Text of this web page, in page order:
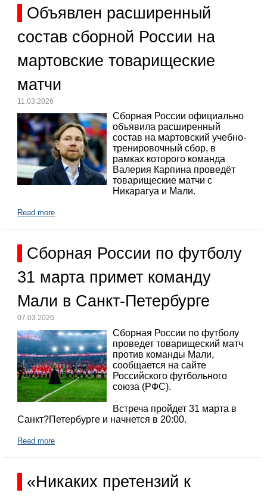
Объявлен расширенный
состав сборной России на
мартовские товарищеские
матчи
11.03.2026
Сборная России официально
объявила расширенный
состав на мартовский учебно-
тренировочный сбор, в
рамках которого команда
Валерия Карпина проведёт
товарищеские матчи с
Никарагуа и Мали.
Read more
Сборная России по футболу
31 марта примет команду
Мали в Санкт-Петербурге
07.03.2026
Сборная России по футболу
проведет товарищеский матч
против команды Мали,
сообщается на сайте
Российского футбольного
союза (РФС).
Встреча пройдет 31 марта в
Санкт?Петербурге и начнется в 20:00.
Read more
«Никаких претензий к